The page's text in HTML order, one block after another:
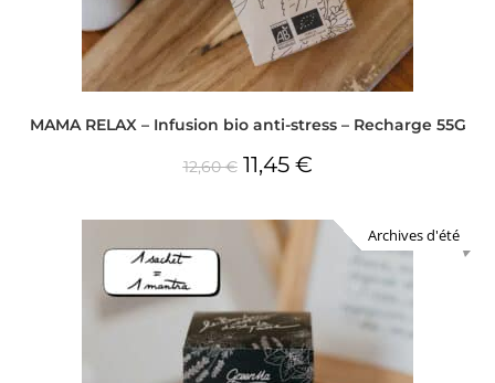
MAMA RELAX – Infusion bio anti-stress – Recharge 55G
12,60€ 11,45 €
Archives d'été